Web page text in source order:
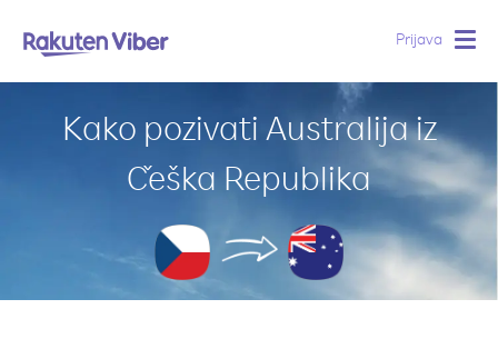
Prijava
Kako pozivati Australija iz
Češka Republika